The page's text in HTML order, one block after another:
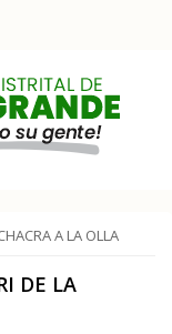
A LA OLLA
DE LA